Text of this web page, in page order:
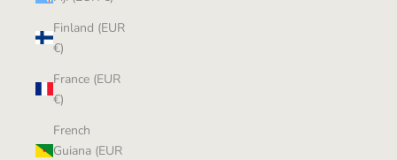
Finland (EUR
€)
France (EUR
€)
French
Guiana (EUR